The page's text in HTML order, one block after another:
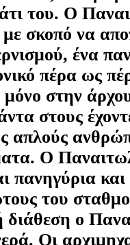
του. Ο
σκοπό να
ένα
πέρα ως
μόνο στην
στους
απλούς
Ο
πανηγύρια
του
ο
Οι